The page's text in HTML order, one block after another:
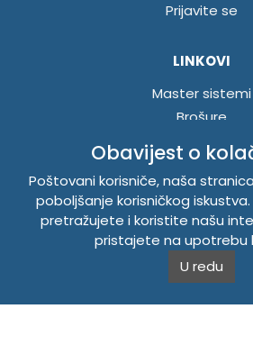
Prijavite se
LINKOVI
Master sistemi
Brošure
INFORMACIJE
Politika o
Uslovi
Politika privatnosti
Obavijest o
Poštovani korisniče, naša
poboljšanje korisničkog
pretražujete i koristite našu
pristajete na upotrebu
U redu